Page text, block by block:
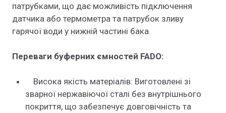
патрубками, що дає можливість підключення
датчика або термометра та патрубок зливу
гарячої води у нижній частині бака.
Переваги буферних ємностей FADO:
Висока якість матеріалів: Виготовлені зі
зварної нержавіючої сталі без внутрішнього
покриття, що забезпечує довговічність та